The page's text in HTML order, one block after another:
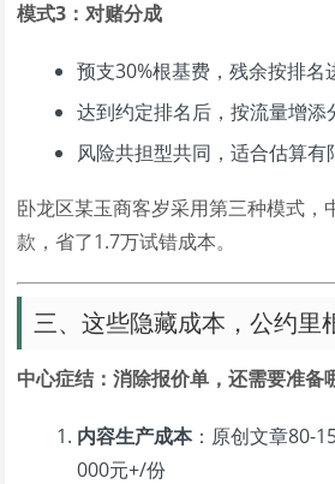
模式3：对赌分成
预支30%根基费，残余按排名
达到约定排名后，按流量增添
风险共担型共同，适合估算有
卧龙区某玉商客岁采用第三种模式，
款，省了1.7万试错成本。
三、这些隐藏成本，公约里
中心症结：消除报价单，还需要准备
内容生产成本：原创文章80-
000元+/份